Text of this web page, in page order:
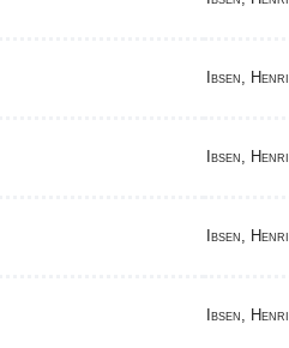
Ibsen,
Ibsen,
Ibsen,
Ibsen,